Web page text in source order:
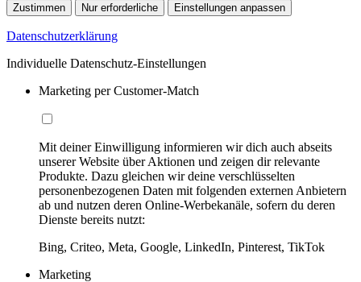
Zustimmen Nur erforderliche Einstellungen anpassen
Datenschutzerklärung
Individuelle Datenschutz-Einstellungen
Marketing per Customer-Match
Mit deiner Einwilligung informieren wir dich auch abseits
unserer Website über Aktionen und zeigen dir relevante
Produkte. Dazu gleichen wir deine verschlüsselten
personenbezogenen Daten mit folgenden externen Anbietern
ab und nutzen deren Online-Werbekanäle, sofern du deren
Dienste bereits nutzt:
Bing, Criteo, Meta, Google, LinkedIn, Pinterest, TikTok
Marketing